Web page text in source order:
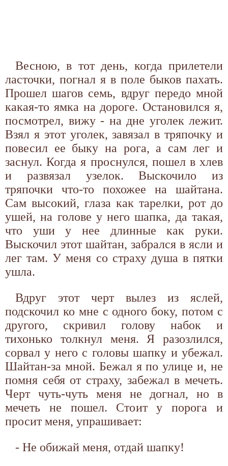
Весною, в тот день, когда прилетели
ласточки, погнал я в поле быков пахать.
Прошел шагов семь, вдруг передо мной
какая-то ямка на дороге. Остановился я,
посмотрел, вижу - на дне уголек лежит.
Взял я этот уголек, завязал в тряпочку и
повесил ее быку на рога, а сам лег и
заснул. Когда я проснулся, пошел в хлев
и развязал узелок. Выскочило из
тряпочки что-то похожее на шайтана.
Сам высокий, глаза как тарелки, рот до
ушей, на голове у него шапка, да такая,
что уши у нее длинные как руки.
Выскочил этот шайтан, забрался в ясли и
лег там. У меня со страху душа в пятки
ушла.
Вдруг этот черт вылез из яслей,
подскочил ко мне с одного боку, потом с
другого, скривил голову набок и
тихонько толкнул меня. Я разозлился,
сорвал у него с головы шапку и убежал.
Шайтан-за мной. Бежал я по улице и, не
помня себя от страху, забежал в мечеть.
Черт чуть-чуть меня не догнал, но в
мечеть не пошел. Стоит у порога и
просит меня, упрашивает:
- Не обижай меня, отдай шапку!